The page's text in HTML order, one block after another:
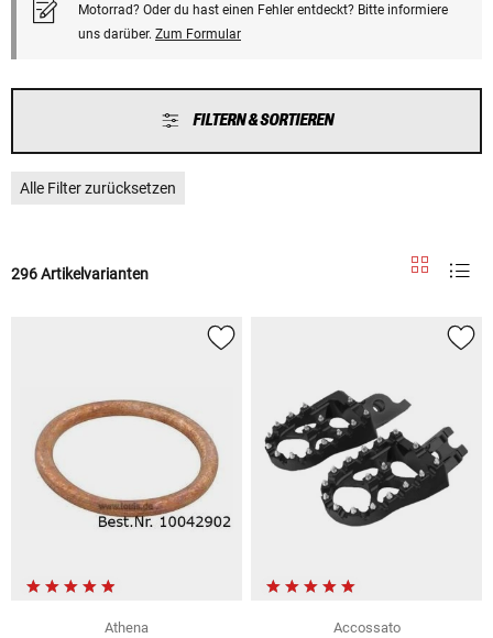
Motorrad? Oder du hast einen Fehler entdeckt? Bitte informiere
uns darüber. Zum Formular
FILTERN & SORTIEREN
Alle Filter zurücksetzen
296 Artikelvarianten
Athena
Accossato